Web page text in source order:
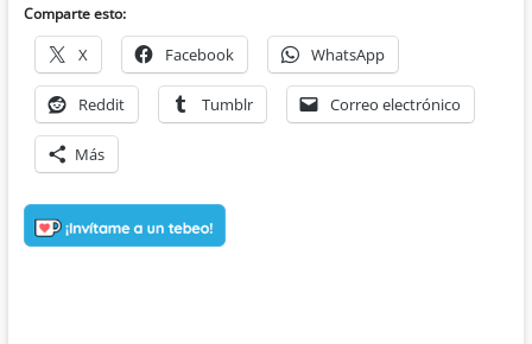
Comparte esto:
X Facebook WhatsApp
Reddit Tumblr Correo electrónico
Más